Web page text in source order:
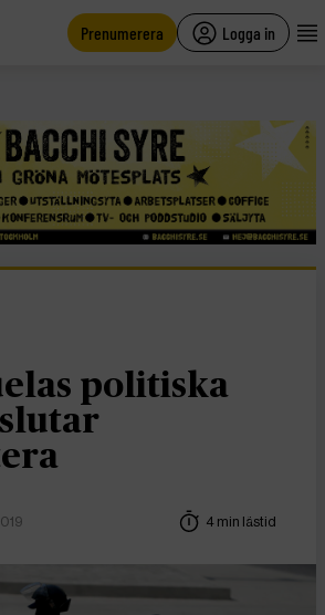
Prenumerera Logga in
politiska
4 min lästid